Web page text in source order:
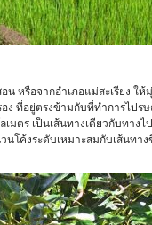
หรือจากอำเภอแม่สะเรียง ใ
อง ที่อยู่ตรงข้ามกับที่ทำการไป
มตร เป็นเส้นทางเดียวกับทาง
นโค้งระดับเหมาะสมกับเส้นทา